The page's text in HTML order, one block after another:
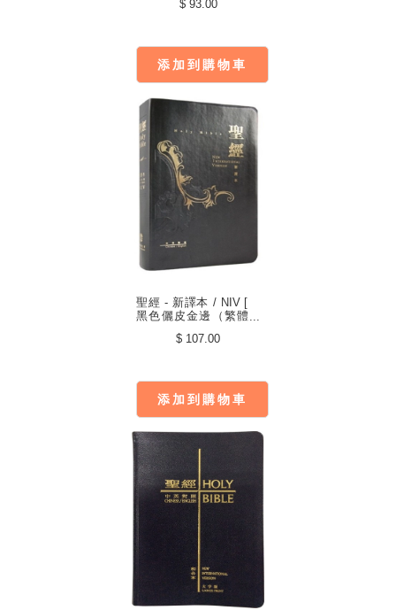
$ 93.00
添加到購物車
聖經 - 新譯本 / NIV [
黑色儷皮金邊（繁體
裝）] S15TS01J2
$ 107.00
添加到購物車